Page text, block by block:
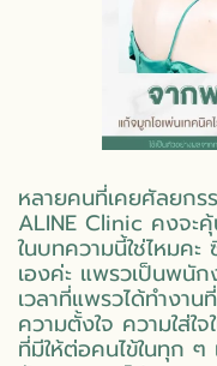
หลายคนที่เคยศัลยก
ALINE Clinic คงจะ
ในบทความนี้ใช่ไหมค
เองค่ะ แพรวเป็นพนั
เวลาที่แพรวได้ทำงา
ความตั้งใจ ความใส่
ที่มีให้ต่อคนไข้ในทุก